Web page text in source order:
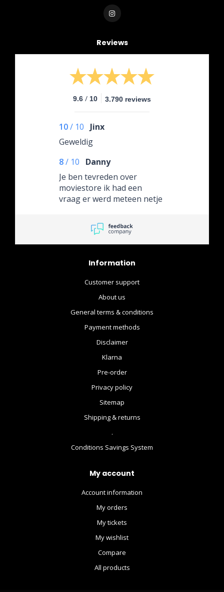
Reviews
9.6 / 10 3.790 reviews
10/ 10
Jinx
Geweldig
8/ 10
Danny
Je ben tevreden over
moviestore ik had een
vraag er werd meteen netje
Information
Customer support
About us
General terms & conditions
Payment methods
Disclaimer
Klarna
Pre-order
Privacy policy
Sitemap
Shipping & returns
.
Conditions Savings System
My account
Account information
My orders
My tickets
My wishlist
Compare
All products